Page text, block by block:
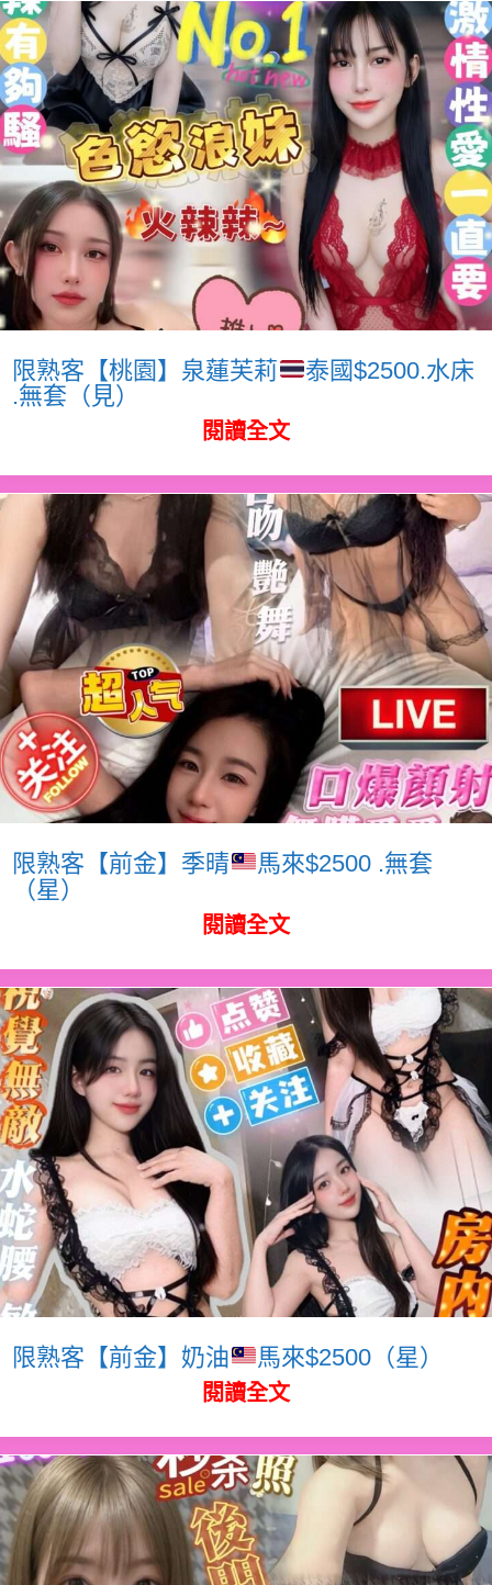
限熟客【桃園】泉蓮芙莉
泰國$2500.水床
.無套（見）
閱讀全文
限熟客【前金】季晴
馬來$2500 .無套
（星）
閱讀全文
限熟客【前金】奶油 馬來$2500（星）
閱讀全文